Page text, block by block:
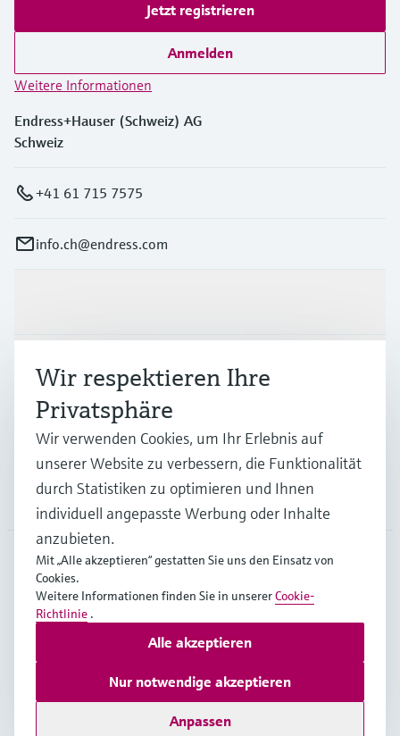
Jetzt registrieren
Anmelden
Weitere Informationen
Endress+Hauser (Schweiz) AG
Schweiz
+41 61 715 7575
info.ch@endress.com
Branchen
Support
Unternehmen
CHE
Copyright © Endress+Hauser Group Services AG
Nutzungsbedingungen
Datenschutz
Wir respektieren Ihre
Privatsphäre
Wir verwenden Cookies, um Ihr Erlebnis auf
unserer Website zu verbessern, die Funktionalität
durch Statistiken zu optimieren und Ihnen
individuell angepasste Werbung oder Inhalte
anzubieten.
Mit „Alle akzeptieren“ gestatten Sie uns den Einsatz von
Cookies.
Weitere Informationen finden Sie in unsererCookie-
Richtlinie .
Anpassen
Nur notwendige akzeptieren
Alle akzeptieren